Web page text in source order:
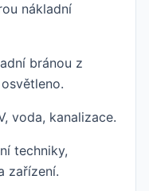
nákladní
bránou z
voda, kanalizace.
techniky,
zařízení.